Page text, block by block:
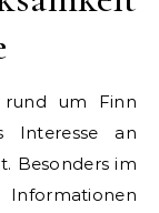
rund um Finn
Interesse an
Besonders im